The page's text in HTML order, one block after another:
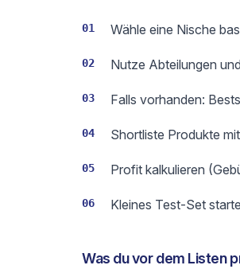
01 Wähle eine Nische
02 Nutze Abteilungen
03 Falls vorhanden:
04 Shortliste Produkte
05 Profit kalkulieren
06 Kleines Test-Set
Was du vor dem Listen